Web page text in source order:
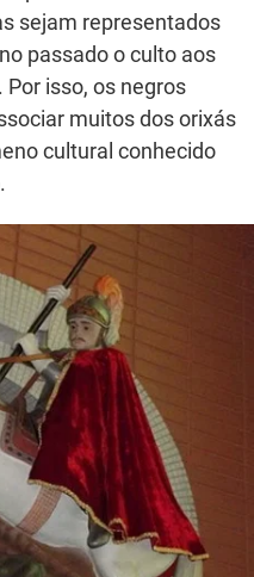
sejam representados
passado o culto aos
isso, os negros
muitos dos orixás
cultural conhecido
.